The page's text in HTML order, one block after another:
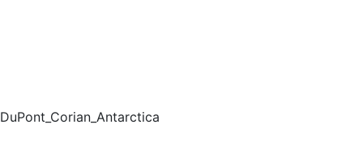
DuPont_Corian_Antarctica